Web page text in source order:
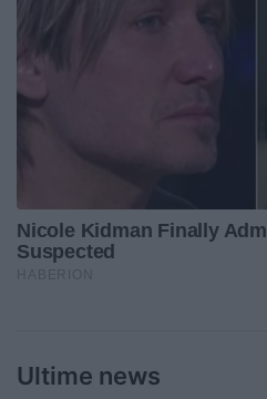
Ultime news